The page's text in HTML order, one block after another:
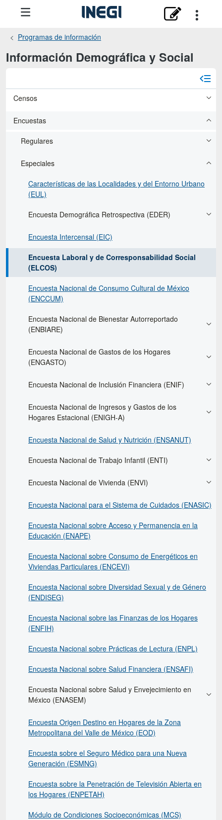
Programas de información
Información Demográfica y Social
Censos
Encuestas
Regulares
Especiales
Características de las Localidades y del Entorno Urbano
(EUL)
Encuesta Demográfica Retrospectiva (EDER)
Encuesta Intercensal (EIC)
Encuesta Laboral y de Corresponsabilidad Social
(ELCOS)
Encuesta Nacional de Consumo Cultural de México
(ENCCUM)
Encuesta Nacional de Bienestar Autorreportado
(ENBIARE)
Encuesta Nacional de Gastos de los Hogares
(ENGASTO)
Encuesta Nacional de Inclusión Financiera (ENIF)
Encuesta Nacional de Ingresos y Gastos de los
Hogares Estacional (ENIGH-A)
Encuesta Nacional de Salud y Nutrición (ENSANUT)
Encuesta Nacional de Trabajo Infantil (ENTI)
Encuesta Nacional de Vivienda (ENVI)
Encuesta Nacional para el Sistema de Cuidados (ENASIC)
Encuesta Nacional sobre Acceso y Permanencia en la
Educación (ENAPE)
Encuesta Nacional sobre Consumo de Energéticos en
Viviendas Particulares (ENCEVI)
Encuesta Nacional sobre Diversidad Sexual y de Género
(ENDISEG)
Encuesta Nacional sobre las Finanzas de los Hogares
(ENFIH)
Encuesta Nacional sobre Prácticas de Lectura (ENPL)
Encuesta Nacional sobre Salud Financiera (ENSAFI)
Encuesta Nacional sobre Salud y Envejecimiento en
México (ENASEM)
Encuesta Origen Destino en Hogares de la Zona
Metropolitana del Valle de México (EOD)
Encuesta sobre el Seguro Médico para una Nueva
Generación (ESMNG)
Encuesta sobre la Penetración de Televisión Abierta en
los Hogares (ENPETAH)
Módulo de Condiciones Socioeconómicas (MCS)